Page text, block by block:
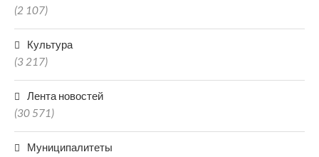
(2 107)
Культура
(3 217)
Лента новостей
(30 571)
Муниципалитеты